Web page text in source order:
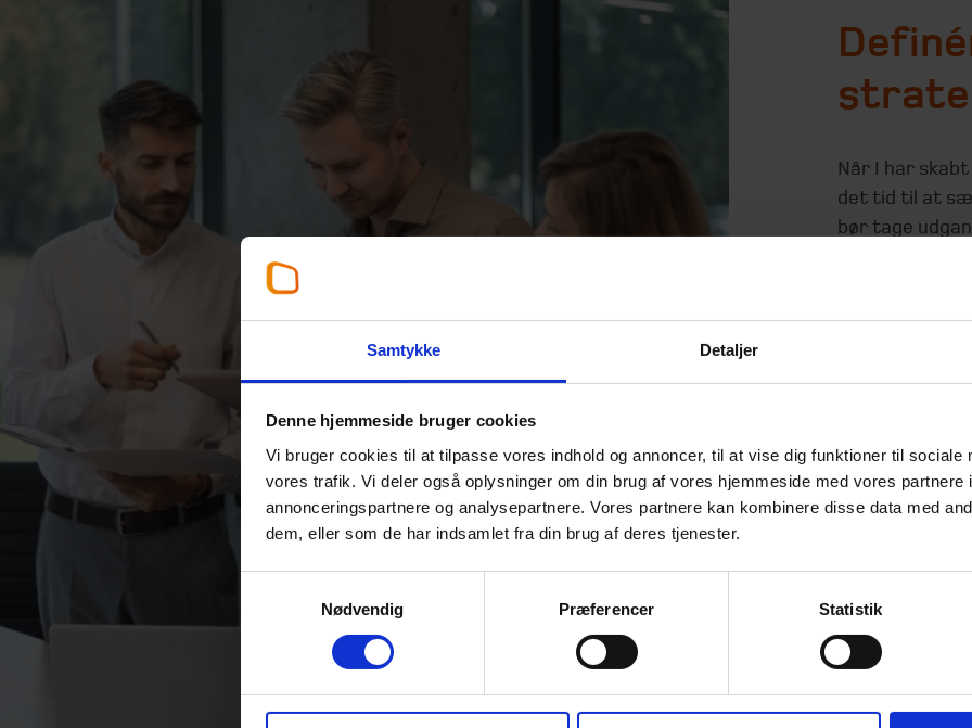
Samtykke Detaljer
Denne hjemmeside bruger cookies
Vi bruger cookies til at tilpasse vores indhold og annoncer, til at vise dig funktioner til sociale
vores trafik. Vi deler også oplysninger om din brug af vores hjemmeside med vores partnere
annonceringspartnere og analysepartnere. Vores partnere kan kombinere disse data med
dem, eller som de har indsamlet fra din brug af deres tjenester.
Nødvendig
Præferencer Statistik
Når I har
det tid til at
bør tage
størst
at reducere
mere
cirkulære
kan også
For at sikre,
følges op af
først? Hvem
god strategi